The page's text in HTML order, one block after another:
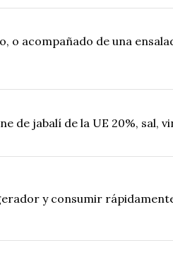
o acompañado de una
de jabalí de la UE 20%, sal,
y consumir